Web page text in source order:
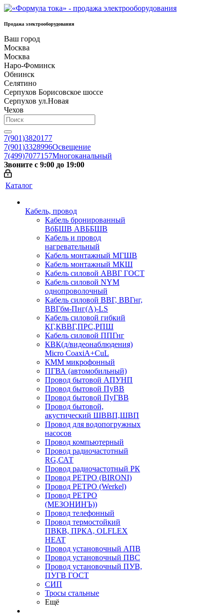
Продажа электрооборудования
Ваш город
Москва
Москва
Наро-Фоминск
Обнинск
Селятино
Серпухов Борисовское шоссе
Серпухов ул.Новая
Чехов
7(901)3820177
7(901)3328996Освещение
7(499)7077157Многоканальный
Звоните с 9:00 до 19:00
Каталог
Кабель, провод
Кабель бронированный
ВбБШВ АВББШВ
Кабель и провод
нагревательный
Кабель монтажный МГШВ
Кабель монтажный МКШ
Кабель силовой АВВГ ГОСТ
Кабель силовой NYM
однопроволочный
Кабель силовой ВВГ, ВВГнг,
ВВГбм-Пнг(А)-LS
Кабель силовой гибкий
КГ,КВВГ,ПРС,РПШ
Кабель силовой ППГнг
КВК(д/видеонаблюдения)
Micro CoaxiA+CuL
КММ микрофонный
ПГВА (автомобильный)
Провод бытовой АПУНП
Провод бытовой ПуВВ
Провод бытовой ПуГВВ
Провод бытовой,
акустический ШВВП,ШВП
Провод для водопогружных
насосов
Провод компьютерный
Провод радиочастотный
RG,САТ
Провод радиочастотный РК
Провод РЕТРО (BIRONI)
Провод РЕТРО (Werkel)
Провод РЕТРО
(МЕЗОНИНЪ))
Провод телефонный
Провод термостойкий
ПВКВ, ПРКА, OLFLEX
HEAT
Провод установочный АПВ
Провод установочный ПВС
Провод установочный ПУВ,
ПУГВ ГОСТ
СИП
Тросы стальные
Ещё